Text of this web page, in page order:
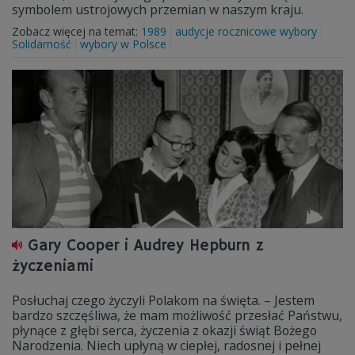
symbolem ustrojowych przemian w naszym kraju.
Zobacz więcej na temat: 1989
audycje rocznicowe wybory
Solidarność
wybory w Polsce
Gary Cooper i Audrey Hepburn z
życzeniami
Posłuchaj czego życzyli Polakom na święta. – Jestem
bardzo szczęśliwa, że mam możliwość przesłać Państwu,
płynące z głębi serca, życzenia z okazji świąt Bożego
Narodzenia. Niech upłyną w ciepłej, radosnej i pełnej